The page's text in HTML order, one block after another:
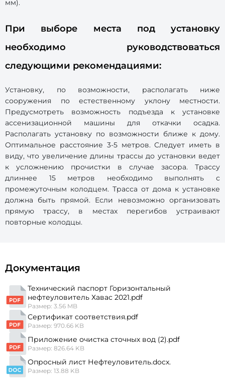
мм).
При выборе места под установку
необходимо руководствоваться
следующими рекомендациями:
Установку, по возможности, располагать ниже
сооружения по естественному уклону местности.
Предусмотреть возможность подъезда к установке
ассенизационной машины для откачки осадка.
Располагать установку по возможности ближе к дому.
Оптимальное расстояние 3-5 метров. Следует иметь в
виду, что увеличение длины трассы до установки ведет
к усложнению прочистки в случае засора. Трассу
длиннее 15 метров необходимо выполнять с
промежуточным колодцем. Трасса от дома к установке
должна быть прямой. Если невозможно организовать
прямую трассу, в местах перегибов устраивают
повторные колодцы.
Документация
Технический паспорт Горизонтальный
нефтеуловитель Хавас 2021.pdf
Размер: 3.56 MB
Сертификат соответствия.pdf
Размер: 970.66 KB
Приложение очистка сточных вод (2).pdf
Размер: 826.64 KB
Опросный лист Нефтеуловитель.docx.
Размер: 13.88 KB